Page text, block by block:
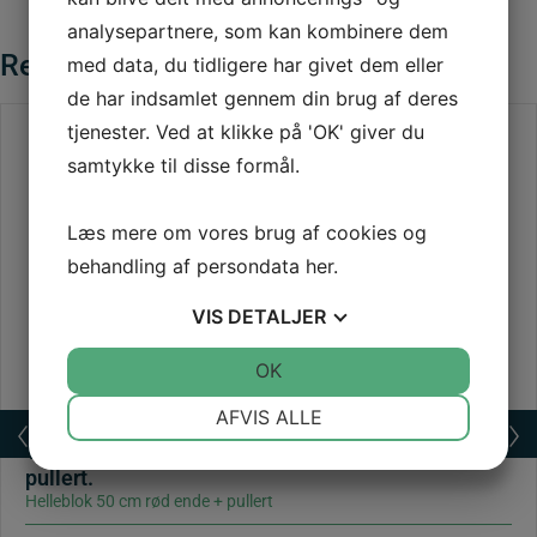
Relaterede varer
Trafikchikane – helleblok. Rød 50 cm ende med
pullert.
Helleblok 50 cm rød ende + pullert
analysepartnere, som kan kombinere dem
med data, du tidligere har givet dem eller
de har indsamlet gennem din brug af deres
tjenester. Ved at klikke på 'OK' giver du
samtykke til disse formål.
Læs mere om vores brug af cookies og
behandling af persondata her.
VIS DETALJER
MARKETING
AFVIS ALLE
OK